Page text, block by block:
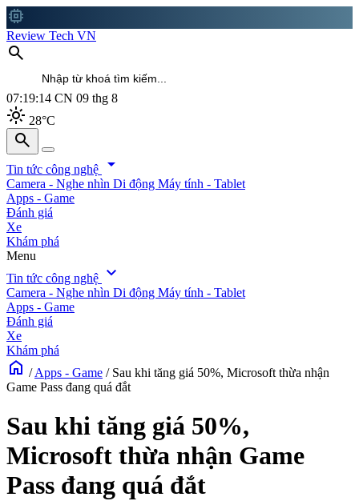
memory
Review Tech VN
search
07:19:16 CN 09 thg 8
light_mode 28°C
search
search
Tin tức công nghệ arrow_drop_down
Camera - Nghe nhìn Di động Máy tính - Tablet
Apps - Game
Đánh giá
Xe
Khám phá
Menu
Tin tức công nghệ expand_more
Camera - Nghe nhìn Di động Máy tính - Tablet
Apps - Game
Đánh giá
Xe
Khám phá
home / Apps - Game / Sau khi tăng giá 50%, Microsoft thừa nhận
Game Pass đang quá đắt
Sau khi tăng giá 50%,
Microsoft thừa nhận Game
Pass đang quá đắt